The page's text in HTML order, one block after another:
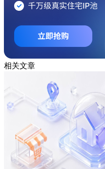
相关文章